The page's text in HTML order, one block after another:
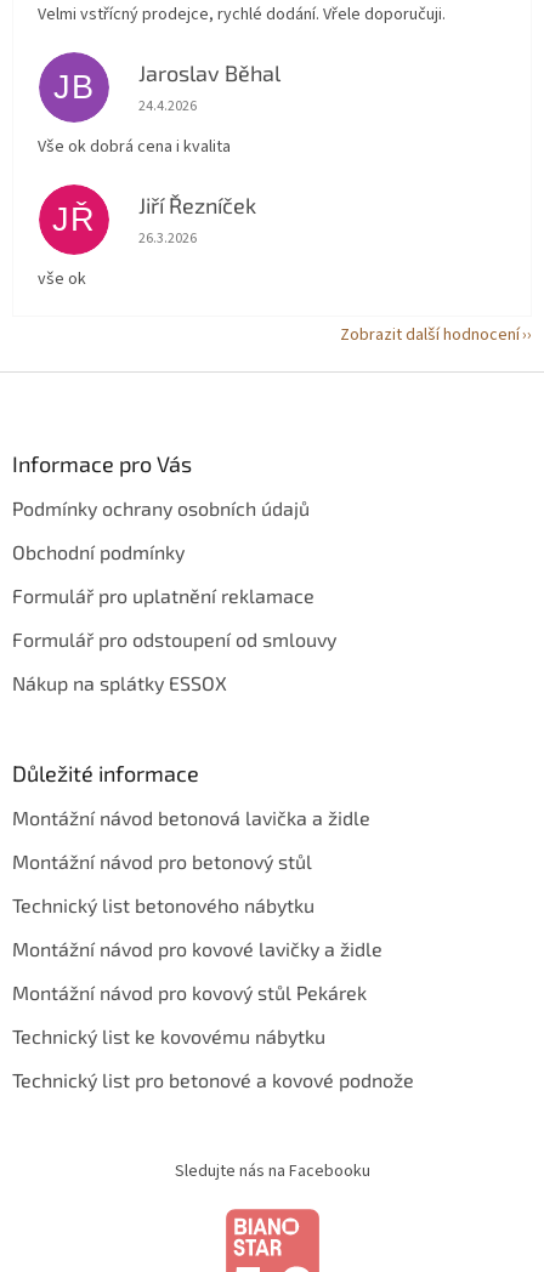
Velmi vstřícný prodejce, rychlé dodání. Vřele doporučuji.
JB Jaroslav Běhal
Hodnocení obchodu je 5 z 5 hvězdiček.
24.4.2026
Vše ok dobrá cena i kvalita
JŘ Jiří Řezníček
Hodnocení obchodu je 5 z 5 hvězdiček.
26.3.2026
vše ok
Zobrazit další hodnocení
Informace pro Vás
Podmínky ochrany osobních údajů
Obchodní podmínky
Formulář pro uplatnění reklamace
Formulář pro odstoupení od smlouvy
Nákup na splátky ESSOX
Důležité informace
Montážní návod betonová lavička a židle
Montážní návod pro betonový stůl
Technický list betonového nábytku
Montážní návod pro kovové lavičky a židle
Montážní návod pro kovový stůl Pekárek
Technický list ke kovovému nábytku
Technický list pro betonové a kovové podnože
Sledujte nás na Facebooku